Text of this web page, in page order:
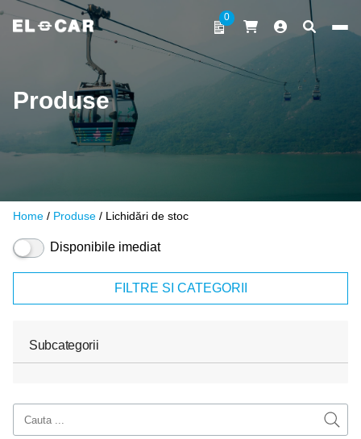
Sari la conținut
0
Produse
Home / Produse / Lichidări de stoc
Disponibile imediat
FILTRE SI CATEGORII
Subcategorii